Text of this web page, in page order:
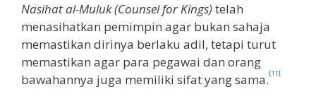
Nasihat al-Muluk (Counsel for Kings)telah
menasihatkan pemimpin agar bukan sahaja
memastikan dirinya berlaku adil, tetapi turut
memastikan agar para pegawai dan orang
bawahannya juga memiliki sifat yang sama.[11]